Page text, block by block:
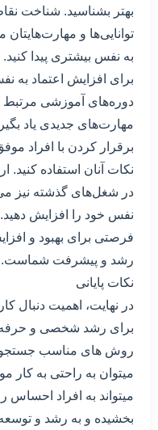
بهتر بشناسید. شناخت
توانایی‌ها و مهارت‌هایتان
به نفس بیشتری پیدا کنید.
برای افزایش اعتماد به
دوره‌های آموزشی
مهارت‌های جدیدی یاد
برقرار کردن با افراد
نکات آنان استفاده کنید.
در شغل‌های گذشته نیز
نفس خود را افزایش
فرصتی برای بهبود و
رشد و پیشرفت شماست.
نکات پایانی
در نهایت، اهمیت دنبال
برای رشد شخصی و حرفه
روش های مناسب جستجو و
میتوان به راحتی به کار
میتواند به افراد
بخشیده و به رشد و